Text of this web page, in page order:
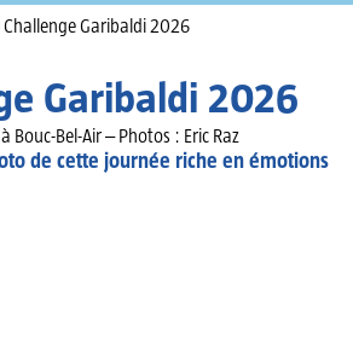
Kiosque
Agenda
Garibaldi 2026
Garibaldi 2026
Bouc-Bel-Air – Photos : Eric Raz
de cette journée riche en émotions